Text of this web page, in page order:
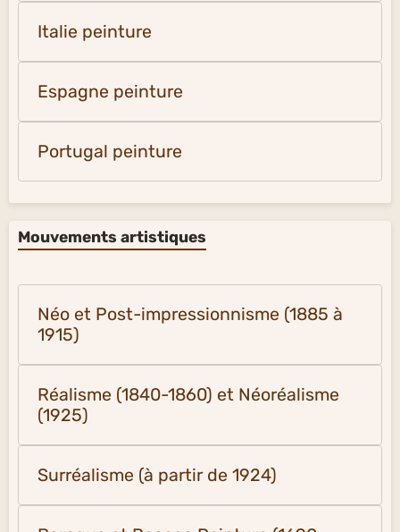
Italie peinture
Espagne peinture
Portugal peinture
Mouvements artistiques
Néo et Post-impressionnisme (1885 à
1915)
Réalisme (1840-1860) et Néoréalisme
(1925)
Surréalisme (à partir de 1924)